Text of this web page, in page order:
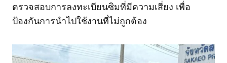
ตรวจสอบการลงทะเบียนซิมที่มีความเสี่ยง เพื่อ
ป้องกันการนำไปใช้งานที่ไม่ถูกต้อง